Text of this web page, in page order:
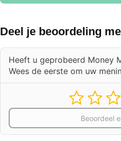
Deel je beoordeling
Heeft u geprobeerd Money
Wees de eerste om uw
Beoordeel